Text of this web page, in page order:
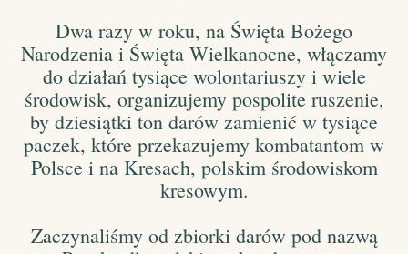
Dwa razy w roku, na Święta Bożego
Narodzenia i Święta Wielkanocne, włączamy
do działań tysiące wolontariuszy i wiele
środowisk, organizujemy pospolite ruszenie,
by dziesiątki ton darów zamienić w tysiące
paczek, które przekazujemy kombatantom w
Polsce i na Kresach, polskim środowiskom
kresowym.
Zaczynaliśmy od zbiorki darów pod nazwą